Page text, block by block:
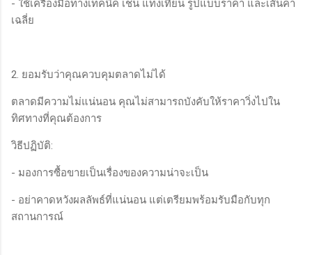
- ใช้เครื่องมือทางเทคนิค เช่น แท่งเทียน รูปแบบราคา และเส้นค่า
เฉลี่ย
2. ยอมรับว่าคุณควบคุมตลาดไม่ได้
ตลาดมีความไม่แน่นอน คุณไม่สามารถบังคับให้ราคาวิ่งไปใน
ทิศทางที่คุณต้องการ
วิธีปฏิบัติ:
- มองการซื้อขายเป็นเรื่องของความน่าจะเป็น
- อย่าคาดหวังผลลัพธ์ที่แน่นอน แต่เตรียมพร้อมรับมือกับทุก
สถานการณ์